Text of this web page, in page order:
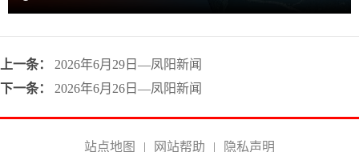
上一条：
2026年6月29日—凤阳新闻
下一条：
2026年6月26日—凤阳新闻
站点地图 | 网站帮助 |
隐私声明